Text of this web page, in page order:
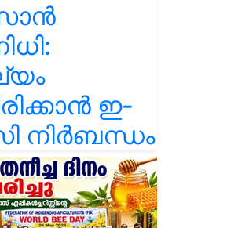
ഇ-
നിർബന്ധം